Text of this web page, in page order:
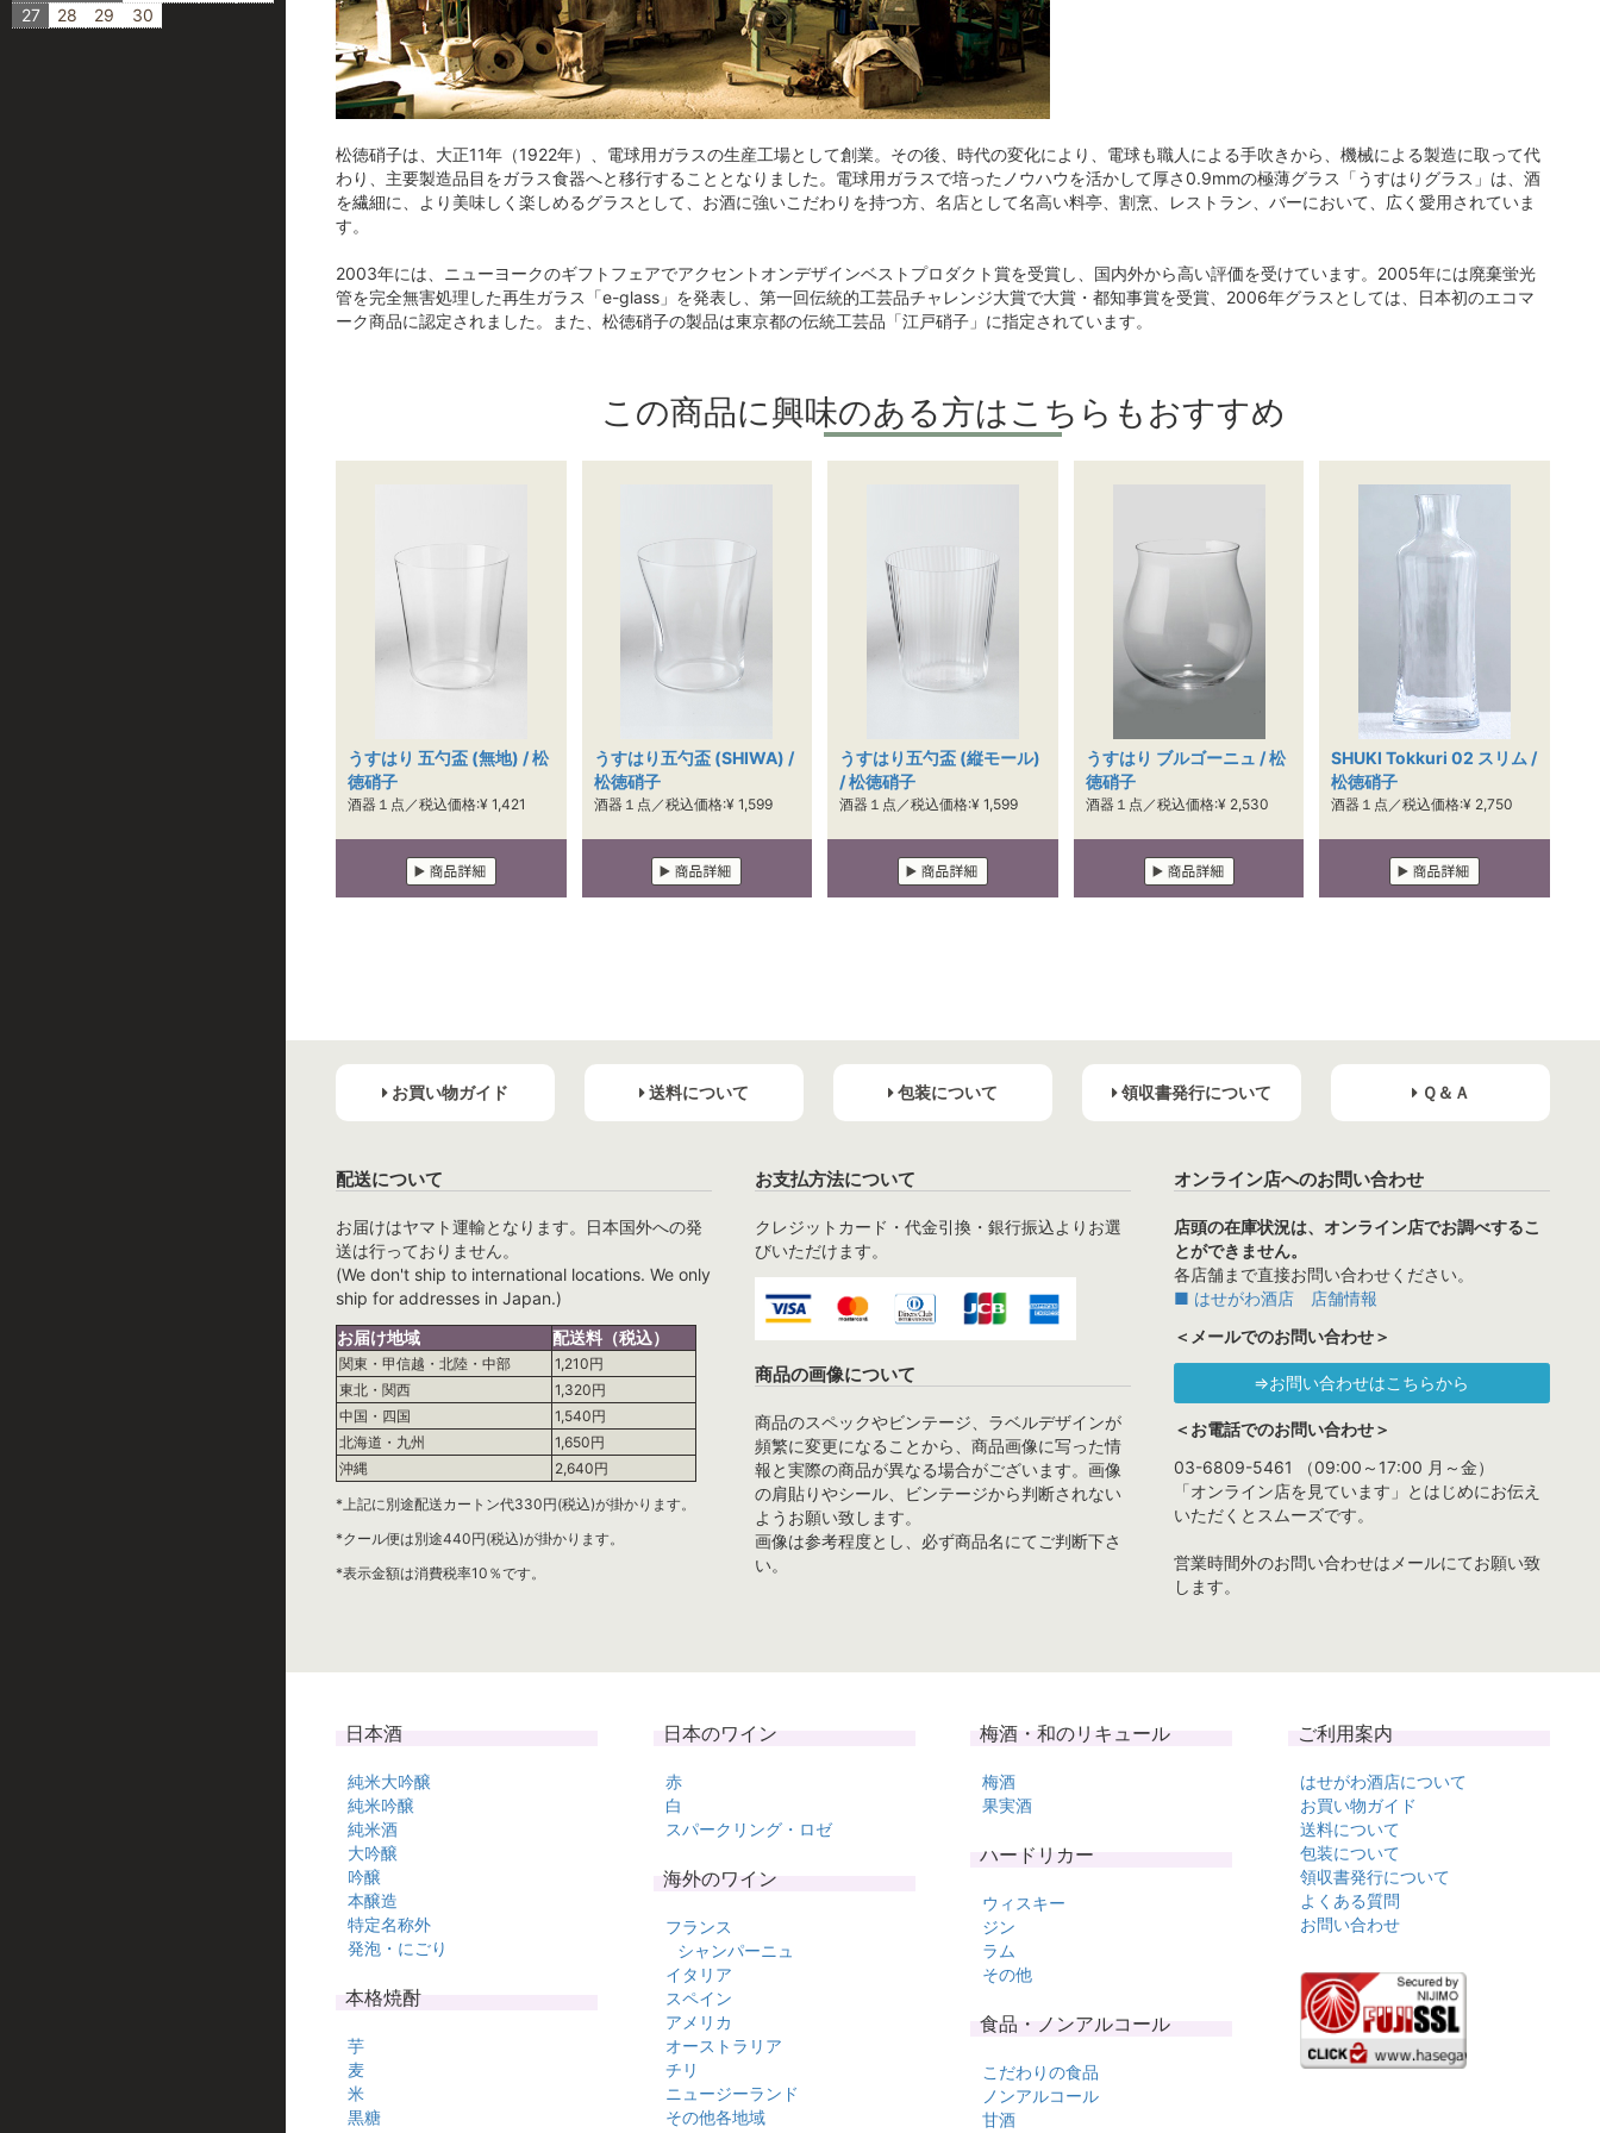
27 28 29 30
松徳硝子は、大正11年（1922年）、電球用ガラスの生産工場として創業。その後、時代の変化により、電球も職人による手吹きから、機械による製造に取って代
わり、主要製造品目をガラス食器へと移行することとなりました。電球用ガラスで培ったノウハウを活かして厚さ0.9mmの極薄グラス「うすはりグラス」は、酒
を繊細に、より美味しく楽しめるグラスとして、お酒に強いこだわりを持つ方、名店として名高い料亭、割烹、レストラン、バーにおいて、広く愛用されていま
す。
2003年には、ニューヨークのギフトフェアでアクセントオンデザインベストプロダクト賞を受賞し、国内外から高い評価を受けています。2005年には廃棄蛍光
管を完全無害処理した再生ガラス「e-glass」を発表し、第一回伝統的工芸品チャレンジ大賞で大賞・都知事賞を受賞、2006年グラスとしては、日本初のエコマ
ーク商品に認定されました。また、松徳硝子の製品は東京都の伝統工芸品「江戸硝子」に指定されています。
この商品に興味のある方はこちらもおすすめ
うすはり 五勺盃 (無地) / 松
徳硝子
酒器１点／税込価格:¥ 1,421
うすはり五勺盃 (SHIWA) /
松徳硝子
酒器１点／税込価格:¥ 1,599
うすはり五勺盃 (縦モール)
/ 松徳硝子
酒器１点／税込価格:¥ 1,599
うすはり ブルゴーニュ / 松
徳硝子
酒器１点／税込価格:¥ 2,530
SHUKI Tokkuri 02 スリム /
松徳硝子
酒器１点／税込価格:¥ 2,750
お買い物ガイド 送料について 包装について 領収書発行について Ｑ＆Ａ
配送について
お届けはヤマト運輸となります。日本国外への発
送は行っておりません。
(We don't ship to international locations. We only
ship for addresses in Japan.)
お届け地域
配送料（税込）
関東・甲信越・北陸・中部
1,210円
東北・関西
1,320円
中国・四国
1,540円
北海道・九州
1,650円
沖縄
2,640円
*上記に別途配送カートン代330円(税込)が掛かります。
*クール便は別途440円(税込)が掛かります。
*表示金額は消費税率10％です。
お支払方法について
クレジットカード・代金引換・銀行振込よりお選
びいただけます。
商品の画像について
商品のスペックやビンテージ、ラベルデザインが
頻繁に変更になることから、商品画像に写った情
報と実際の商品が異なる場合がございます。画像
の肩貼りやシール、ビンテージから判断されない
ようお願い致します。
画像は参考程度とし、必ず商品名にてご判断下さ
い。
オンライン店へのお問い合わせ
店頭の在庫状況は、オンライン店でお調べするこ
とができません。
各店舗まで直接お問い合わせください。
■ はせがわ酒店 店舗情報
＜メールでのお問い合わせ＞
⇒お問い合わせはこちらから
＜お電話でのお問い合わせ＞
03-6809-5461 （09:00～17:00 月～金）
「オンライン店を見ています」とはじめにお伝え
いただくとスムーズです。
営業時間外のお問い合わせはメールにてお願い致
します。
日本酒
純米大吟醸
純米吟醸
純米酒
大吟醸
吟醸
本醸造
特定名称外
発泡・にごり
本格焼酎
芋
麦
米
黒糖
日本のワイン
赤
白
スパークリング・ロゼ
海外のワイン
フランス
シャンパーニュ
イタリア
スペイン
アメリカ
オーストラリア
チリ
ニュージーランド
その他各地域
梅酒・和のリキュール
梅酒
果実酒
ハードリカー
ウィスキー
ジン
ラム
その他
食品・ノンアルコール
こだわりの食品
ノンアルコール
甘酒
ご利用案内
はせがわ酒店について
お買い物ガイド
送料について
包装について
領収書発行について
よくある質問
お問い合わせ